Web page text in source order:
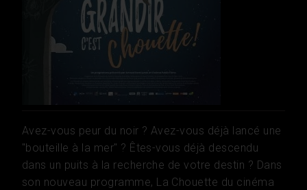
Avez-vous peur du noir ? Avez-vous déjà lancé une
"bouteille à la mer" ? Êtes-vous déjà descendu
dans un puits à la recherche de votre destin ? Dans
son nouveau programme, La Chouette du cinéma